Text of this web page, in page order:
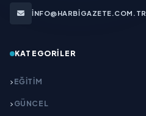
INFO@HARBIGAZETE.COM.TR
KATEGORILER
EĞITIM
GÜNCEL